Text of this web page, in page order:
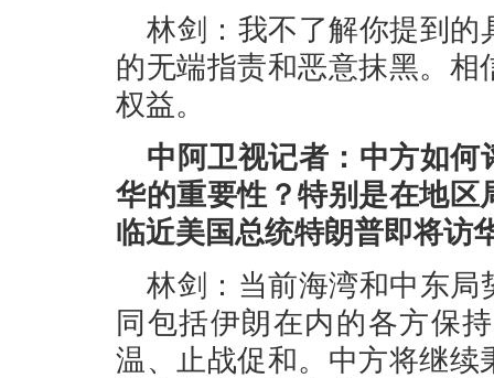
林剑：我不了解你提到的
的无端指责和恶意抹黑。
权益。
中阿卫视记者：中方如
华的重要性？特别是在地
临近美国总统特朗普即将访
林剑：当前海湾和中东局
同包括伊朗在内的各方保
温、止战促和。中方将继